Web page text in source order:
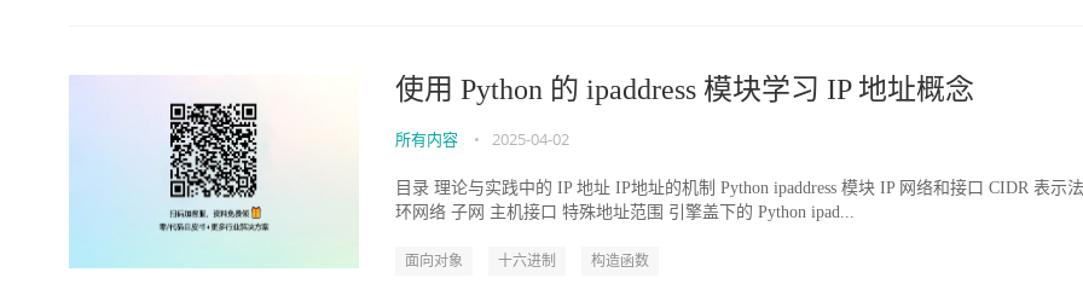
使用 Python 的 ipaddress 模块学习 IP 地址概念
所有内容 • 2025-04-02
目录 理论与实践中的 IP 地址 IP地址的机制 Python ipaddress 模块 IP 网络和接口 CIDR 表示
环网络 子网 主机接口 特殊地址范围 引擎盖下的 Python ipad...
面向对象 十六进制 构造函数